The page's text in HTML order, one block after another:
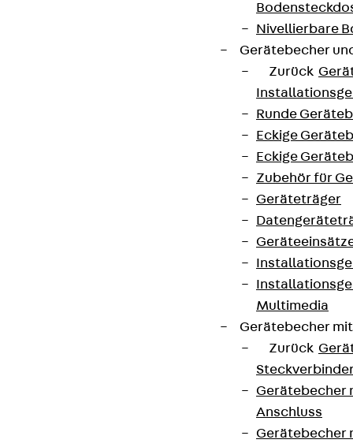
Nivellierbare
Gerätebecher
Zurück
Runde
Eckige
Eckige
Zubehör für
Geräteträger
Multimedia
Gerätebecher
Zurück
Gerätebecher
Anschluss
Gerätebecher
Produktneuheiten, Referenzen und aktuellen